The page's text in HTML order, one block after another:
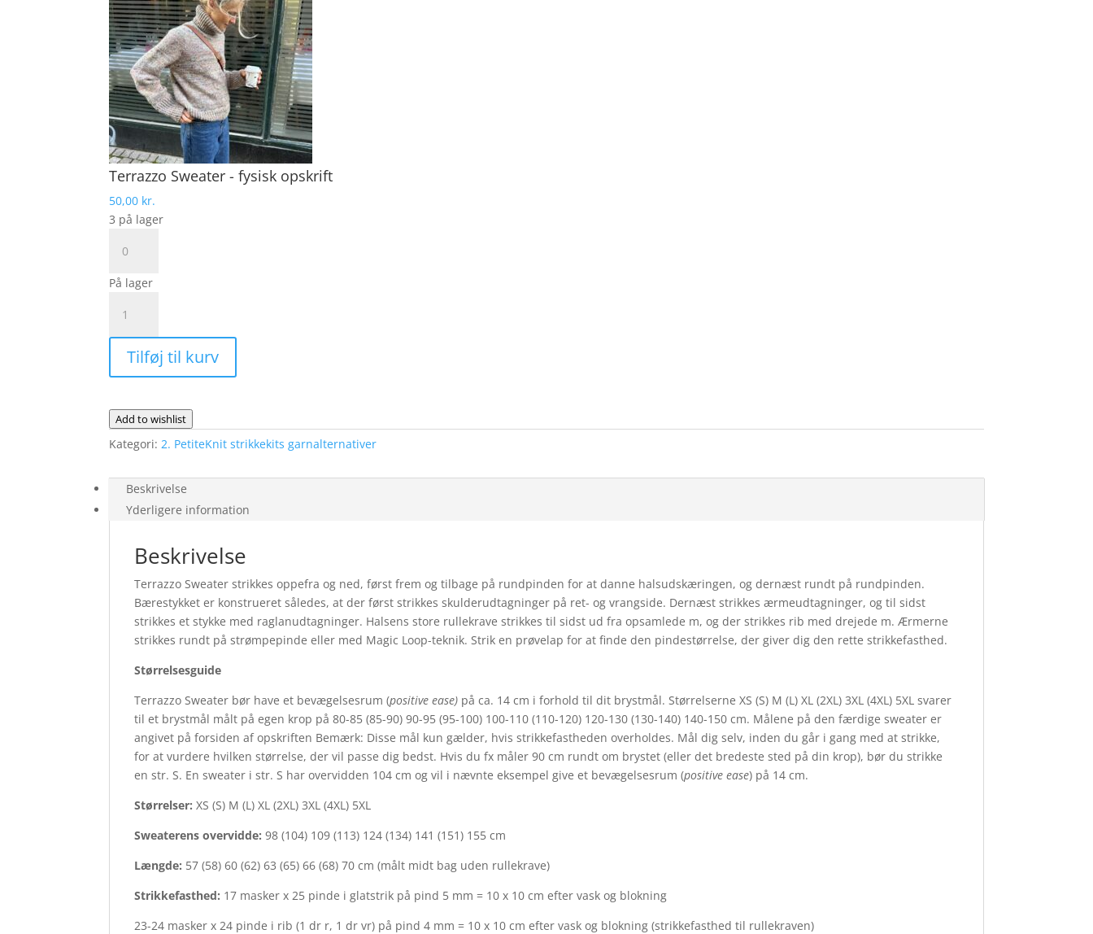
Terrazzo Sweater - fysisk opskrift
50,00 kr.
3 på lager
Sweater
fysisk
opskrift
På lager
Sweater
|
Garnalternativ
Drops
og
Drops
Kid
antal
Tilføj til kurv
Add to wishlist
Kategori:2. PetiteKnit strikkekits garnalternativer
Beskrivelse
Yderligere information
Beskrivelse
Terrazzo Sweater strikkes oppefra og ned, først frem og tilbage på rundpinden for at danne halsudskæringen, og dernæst rundt på rundpinden.
Bærestykket er konstrueret således, at der først strikkes skulderudtagninger på ret- og vrangside. Dernæst strikkes ærmeudtagninger, og til sidst
strikkes et stykke med raglanudtagninger. Halsens store rullekrave strikkes til sidst ud fra opsamlede m, og der strikkes rib med drejede m. Ærmerne
strikkes rundt på strømpepinde eller med Magic Loop-teknik. Strik en prøvelap for at finde den pindestørrelse, der giver dig den rette strikkefasthed.
Størrelsesguide
Terrazzo Sweater bør have et bevægelsesrum (positive ease) på ca. 14 cm i forhold til dit brystmål. Størrelserne XS (S) M (L) XL (2XL) 3XL (4XL) 5XL svarer
til et brystmål målt på egen krop på 80-85 (85-90) 90-95 (95-100) 100-110 (110-120) 120-130 (130-140) 140-150 cm. Målene på den færdige sweater er
angivet på forsiden af opskriften Bemærk: Disse mål kun gælder, hvis strikkefastheden overholdes. Mål dig selv, inden du går i gang med at strikke,
for at vurdere hvilken størrelse, der vil passe dig bedst. Hvis du fx måler 90 cm rundt om brystet (eller det bredeste sted på din krop), bør du strikke
en str. S. En sweater i str. S har overvidden 104 cm og vil i nævnte eksempel give et bevægelsesrum (positive ease) på 14 cm.
Størrelser:XS (S) M (L) XL (2XL) 3XL (4XL) 5XL
Sweaterens overvidde:98 (104) 109 (113) 124 (134) 141 (151) 155 cm
Længde: 57 (58) 60 (62) 63 (65) 66 (68) 70 cm (målt midt bag uden rullekrave)
Strikkefasthed: 17 masker x 25 pinde i glatstrik på pind 5 mm = 10 x 10 cm efter vask og blokning
23-24 masker x 24 pinde i rib (1 dr r, 1 dr vr) på pind 4 mm = 10 x 10 cm efter vask og blokning (strikkefasthed til rullekraven)